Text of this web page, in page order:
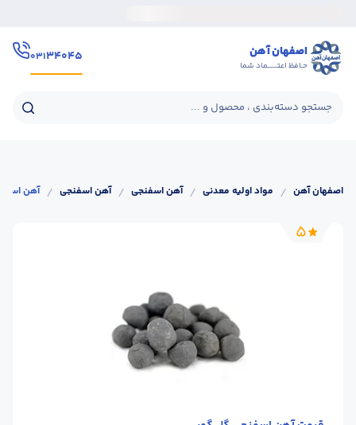
اصفهان آهن
حـافظ اعتــــــماد شما
۳۴۰۴۵۰۳۱
جستجو دسته‌بندی ، محصول و ...
اصفهان آهن / مواد اولیه معدنی / آهن اسفنجی / آهن اسفنجی / آهن
5